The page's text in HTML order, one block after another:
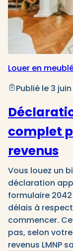
Louer en
Publié le 3
complet
revenus
Vous louez un
déclaration
formulaire 2042
délais à
commencer.
pas, selon
revenus LMNP